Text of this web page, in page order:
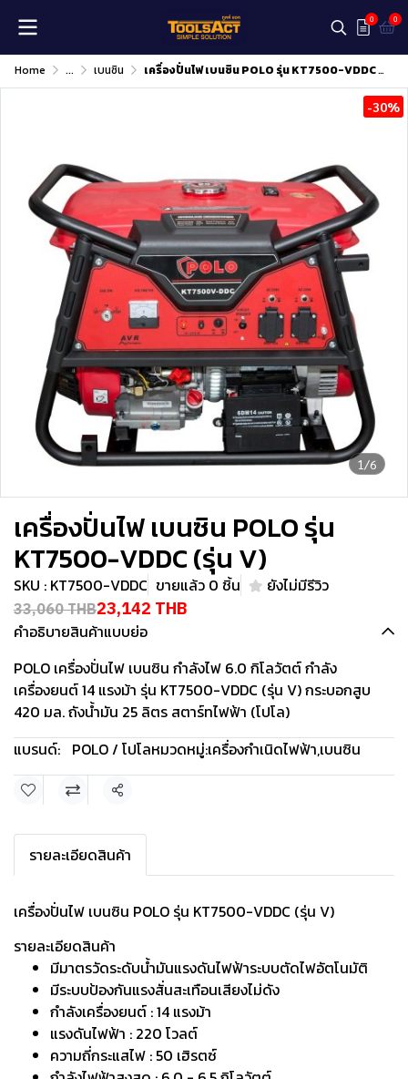
0 0
Home ... เบนซิน เครื่องปั่นไฟ เบนซิน POLO รุ่น KT7500-VDDC (รุ่น V)
1/6
-30%
เครื่องปั่นไฟ เบนซิน POLO รุ่น
KT7500-VDDC (รุ่น V)
SKU : KT7500-VDDC ขายแล้ว 0 ชิ้น ยังไม่มีรีวิว
33,060 THB23,142 THB
คำอธิบายสินค้าแบบย่อ
POLO เครื่องปั่นไฟ เบนซิน กำลังไฟ 6.0 กิโลวัตต์ กำลัง
เครื่องยนต์ 14 แรงม้า รุ่น KT7500-VDDC (รุ่น V) กระบอกสูบ
420 มล. ถังน้ำมัน 25 ลิตร สตาร์ทไฟฟ้า (โปโล)
แบรนด์: POLO / โปโลหมวดหมู่:เครื่องกำเนิดไฟฟ้า,เบนซิน
แชร์
รายละเอียดสินค้า
เครื่องปั่นไฟ เบนซิน POLO รุ่น KT7500-VDDC (รุ่น V)
รายละเอียดสินค้า
มีมาตรวัดระดับน้ำมันแรงดันไฟฟ้าระบบตัดไฟอัตโนมัติ
มีระบบป้องกันแรงสั่นสะเทือนเสียงไม่ดัง
กำลังเครื่องยนต์ : 14 แรงม้า
แรงดันไฟฟ้า : 220 โวลต์
ความถี่กระแสไฟ : 50 เฮิรตซ์